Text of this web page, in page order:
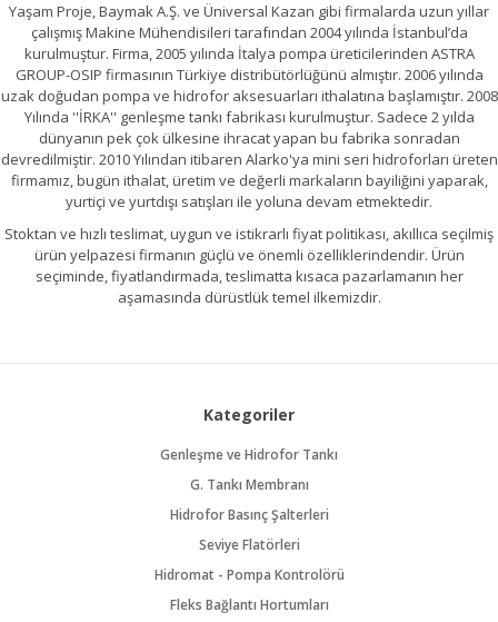
Yaşam Proje, Baymak A.Ş. ve Üniversal Kazan gibi firmalarda uzun yıllar
çalışmış Makine Mühendisileri tarafından 2004 yılında İstanbul’da
kurulmuştur. Firma, 2005 yılında İtalya pompa üreticilerinden ASTRA
GROUP-OSIP firmasının Türkiye distribütörlüğünü almıştır. 2006 yılında
uzak doğudan pompa ve hidrofor aksesuarları ithalatına başlamıştır. 2008
Yılında ''İRKA'' genleşme tankı fabrikası kurulmuştur. Sadece 2 yılda
dünyanın pek çok ülkesine ihracat yapan bu fabrika sonradan
devredilmiştir. 2010 Yılından itibaren Alarko'ya mini seri hidroforları üreten
firmamız, bugün ithalat, üretim ve değerli markaların bayiliğini yaparak,
yurtiçi ve yurtdışı satışları ile yoluna devam etmektedir.
Stoktan ve hızlı teslimat, uygun ve istikrarlı fiyat politikası, akıllıca seçilmiş
ürün yelpazesi firmanın güçlü ve önemli özelliklerindendir. Ürün
seçiminde, fiyatlandırmada, teslimatta kısaca pazarlamanın her
aşamasında dürüstlük temel ilkemizdir.
Kategoriler
Genleşme ve Hidrofor Tankı
G. Tankı Membranı
Hidrofor Basınç Şalterleri
Seviye Flatörleri
Hidromat - Pompa Kontrolörü
Fleks Bağlantı Hortumları